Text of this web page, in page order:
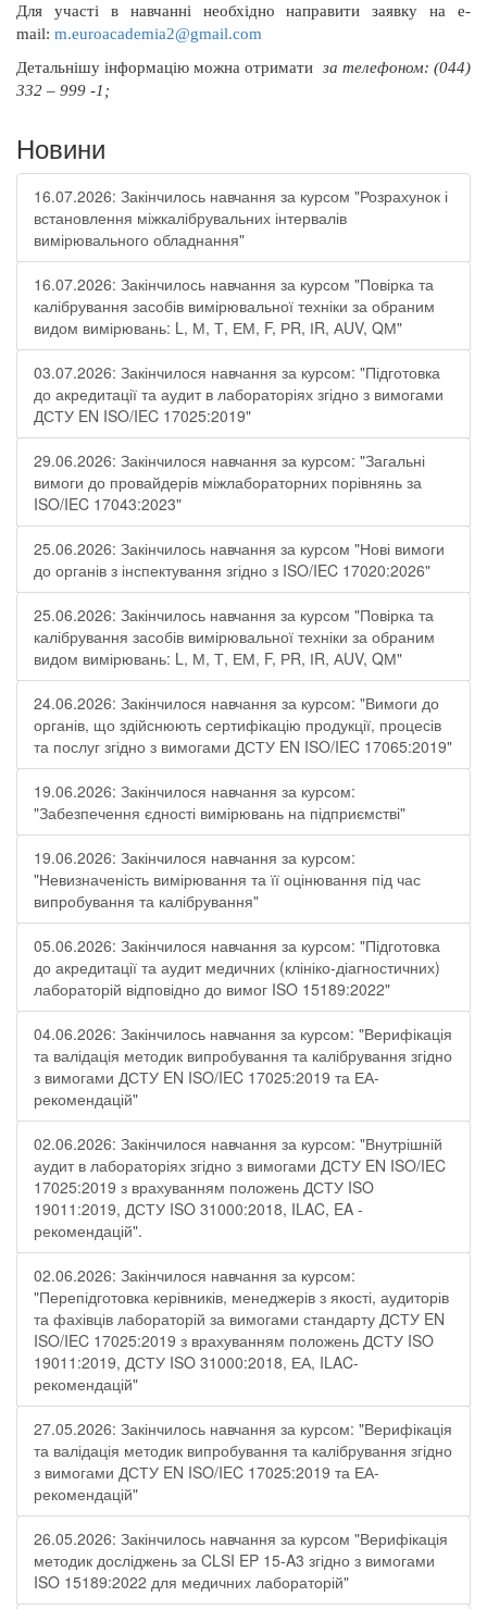
Для участі в навчанні необхідно направити заявку на e-
mail: m.euroacademia2@gmail.com
Детальнішу інформацію можна отримати за телефоном: (044)
332 – 999 -1;
Новини
16.07.2026: Закінчилось навчання за курсом "Розрахунок і
встановлення міжкалібрувальних інтервалів
вимірювального обладнання"
16.07.2026: Закінчилось навчання за курсом "Повірка та
калібрування засобів вимірювальної техніки за обраним
видом вимірювань: L, М, Т, ЕМ, F, РR, ІR, АUV, QМ"
03.07.2026: Закінчилося навчання за курсом: "Підготовка
до акредитації та аудит в лабораторіях згідно з вимогами
ДСТУ EN ISO/IEC 17025:2019"
29.06.2026: Закінчилося навчання за курсом: "Загальні
вимоги до провайдерів міжлабораторних порівнянь за
ISO/IEC 17043:2023"
25.06.2026: Закінчилось навчання за курсом "Нові вимоги
до органів з інспектування згідно з ISO/IEC 17020:2026"
25.06.2026: Закінчилось навчання за курсом "Повірка та
калібрування засобів вимірювальної техніки за обраним
видом вимірювань: L, М, Т, ЕМ, F, РR, ІR, АUV, QМ"
24.06.2026: Закінчилося навчання за курсом: "Вимоги до
органів, що здійснюють сертифікацію продукції, процесів
та послуг згідно з вимогами ДСТУ EN ISO/IEC 17065:2019"
19.06.2026: Закінчилося навчання за курсом:
"Забезпечення єдності вимірювань на підприємстві"
19.06.2026: Закінчилося навчання за курсом:
"Невизначеність вимірювання та її оцінювання під час
випробування та калібрування"
05.06.2026: Закінчилося навчання за курсом: "Підготовка
до акредитації та аудит медичних (клініко-діагностичних)
лабораторій відповідно до вимог ISO 15189:2022"
04.06.2026: Закінчилось навчання за курсом: "Верифікація
та валідація методик випробування та калібрування згідно
з вимогами ДСТУ EN ISO/IEC 17025:2019 та ЕА-
рекомендацій"
02.06.2026: Закінчилося навчання за курсом: "Внутрішній
аудит в лабораторіях згідно з вимогами ДСТУ EN ISO/IEC
17025:2019 з врахуванням положень ДСТУ ISO
19011:2019, ДСТУ ISO 31000:2018, ILAC, EA -
рекомендацій".
02.06.2026: Закінчилося навчання за курсом:
"Перепідготовка керівників, менеджерів з якості, аудиторів
та фахівців лабораторій за вимогами стандарту ДСТУ EN
ISO/IEC 17025:2019 з врахуванням положень ДСТУ ISO
19011:2019, ДСТУ ISO 31000:2018, ЕА, ILAC-
рекомендацій"
27.05.2026: Закінчилось навчання за курсом: "Верифікація
та валідація методик випробування та калібрування згідно
з вимогами ДСТУ EN ISO/IEC 17025:2019 та ЕА-
рекомендацій"
26.05.2026: Закінчилось навчання за курсом "Верифікація
методик досліджень за CLSI EP 15-A3 згідно з вимогами
ISO 15189:2022 для медичних лабораторій"